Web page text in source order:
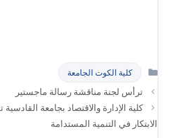
التصنيفات
كلية الكوت الجامعة
ترأس لجنة مناقشة رسالة ماجستير
كلية الإدارة والاقتصاد بجامعة
الابتكار في التنمية المستدامة